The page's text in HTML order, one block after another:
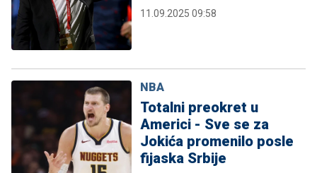
11.09.2025 09:58
NBA
Totalni preokret u
Americi - Sve se za
Jokića promenilo posle
fijaska Srbije